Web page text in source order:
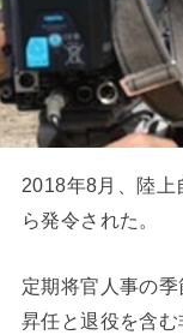
2018年8月、陸上
ら発令された。
定期将官人事の
昇任と退役を含